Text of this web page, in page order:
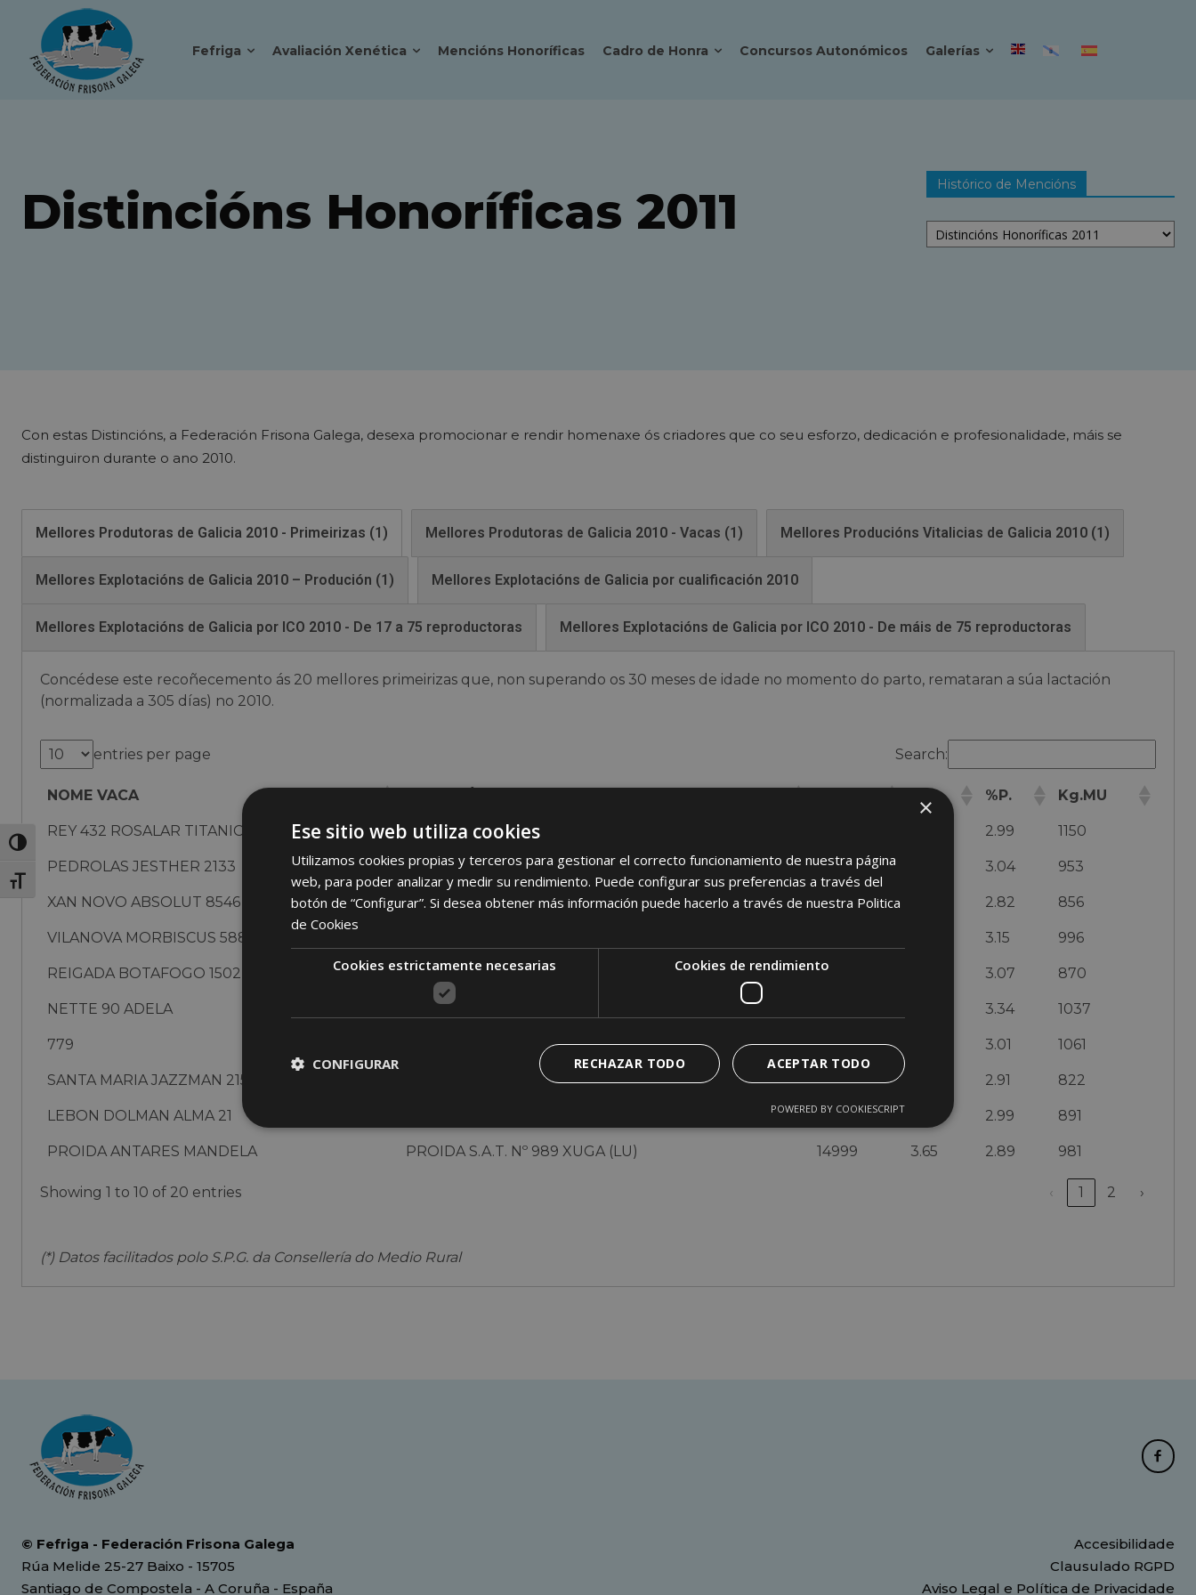
Toggle High Contrast
Toggle Font size
Fefriga Avaliación Xenética Mencións Honoríficas Cadro de Honra Concursos Autonómicos Galerías
Distincións Honoríficas 2011 Histórico de Mencións
Histórico
de
Con estas Distincións, a Federación Frisona Galega, desexa promocionar e rendir homenaxe ós criadores que co seu esforzo, dedicación e profesionalidade, máis se
distinguiron durante o ano 2010.
Mellores Produtoras de Galicia 2010 - Primeirizas (1) Mellores Produtoras de Galicia 2010 - Vacas (1) Mellores Producións Vitalicias de Galicia 2010 (1)
Mellores Explotacións de Galicia 2010 – Produción (1) Mellores Explotacións de Galicia por cualificación 2010
Mellores Explotacións de Galicia por ICO 2010 - De 17 a 75 reproductoras Mellores Explotacións de Galicia por ICO 2010 - De máis de 75 reproductoras
Concédese este recoñecemento ás 20 mellores primeirizas que, non superando os 30 meses de idade no momento do parto, remataran a súa lactación
(normalizada a 305 días) no 2010.
entries per page Search:
NOME VACA %G. %P. Kg.MU
REY 432 ROSALAR TITANIC SAT REY DE MIÑOTELO (LU) 2.99 1150
PEDROLAS JESTHER 2133 S.A.T. PEDROLAS (LU) 15878 3.04 953
XAN NOVO ABSOLUT 8546 S.A.T. XAN NOVO (LU) 15679 2.82 856
VILANOVA MORBISCUS 5884 3.15 996
REIGADA BOTAFOGO 1502 CASA REIGADA (LU) 15576 3.07 870
NETTE 90 ADELA PERFECTO S.C. (C) 3.34 1037
779 S.A.T. FINCA A CORTIÑA (C) 15378 3.01 1061
SANTA MARIA JAZZMAN 215 0285 SANTA MARIA DE LOXO SAT 1153 (C) 15173 2.91 822
LEBON DOLMAN ALMA 21 15121 2.99 891
PROIDA ANTARES MANDELA PROIDA S.A.T. Nº 989 XUGA (LU) 14999 3.65 2.89 981
Showing 1 to 10 of 20 entries ‹ 1 2 ›
(*) Datos facilitados polo S.P.G. da Consellería do Medio Rural
© Fefriga - Federación Frisona Galega
Rúa Melide 25-27 Baixo - 15705
Santiago de Compostela - A Coruña - España
Accesibilidade
Clausulado RGPD
Aviso Legal e Política de Privacidade
×
Ese sitio web utiliza cookies
Utilizamos cookies propias y terceros para gestionar el correcto funcionamiento de nuestra página
web, para poder analizar y medir su rendimiento. Puede configurar sus preferencias a través del
botón de “Configurar”. Si desea obtener más información puede hacerlo a través de nuestra Politica
de Cookies
Cookies estrictamente necesarias Cookies de rendimiento
ACEPTAR TODO
RECHAZAR TODO
CONFIGURAR
POWERED BY COOKIESCRIPT